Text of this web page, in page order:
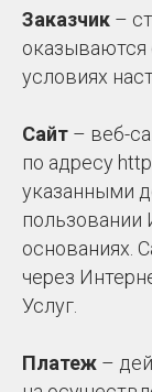
Заказчик –
оказываются
условиях
Сайт – веб-
по адресу
указанными
пользовании
основаниях.
через
Услуг.
Платеж –